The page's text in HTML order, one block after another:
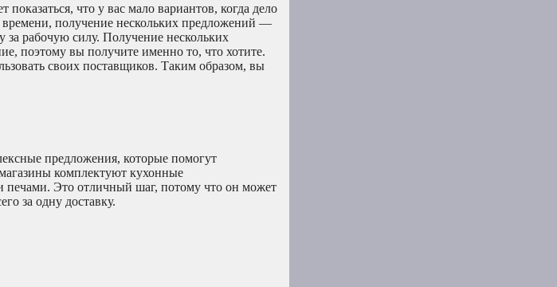
что у вас мало вариантов, когда дело
времени, получение нескольких предложений —
рабочую силу. Получение нескольких
поэтому вы получите именно то, что хотите.
своих поставщиков. Таким образом, вы
предложения, которые помогут
комплектуют кухонные
Это отличный шаг, потому что он может
за одну доставку.